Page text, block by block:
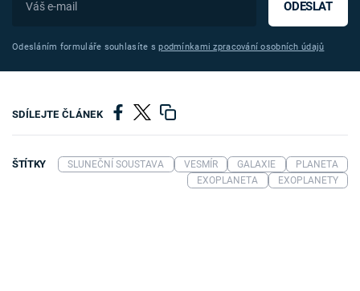
ODESLAT
Odesláním formuláře souhlasíte spodmínkami zpracování osobních údajů
SDÍLEJTE ČLÁNEK
ŠTÍTKY SLUNEČNÍ SOUSTAVA VESMÍR GALAXIE
PLANETA
EXOPLANETA
EXOPLANETY